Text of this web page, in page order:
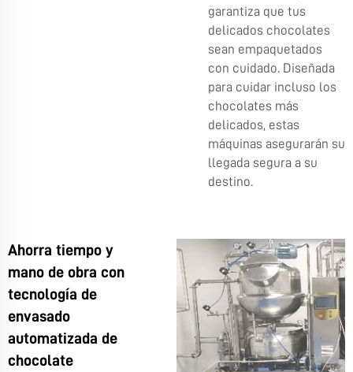
garantiza que tus
delicados chocolates
sean empaquetados
con cuidado. Diseñada
para cuidar incluso los
chocolates más
delicados, estas
máquinas asegurarán su
llegada segura a su
destino.
Ahorra tiempo y
mano de obra con
tecnología de
envasado
automatizada de
chocolate